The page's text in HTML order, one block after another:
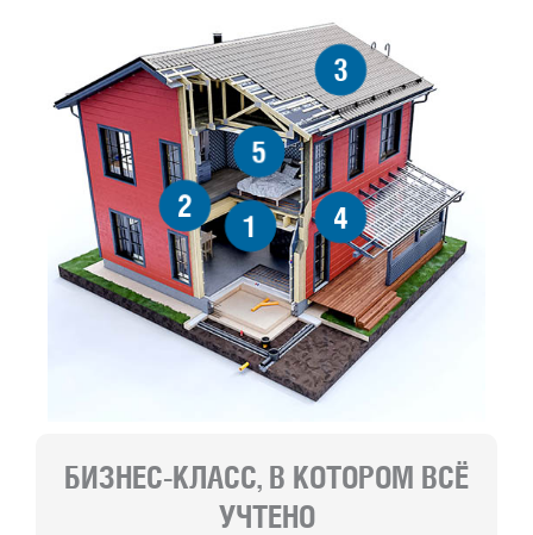
1
2
3
4
5
БИЗНЕС-КЛАСС, В КОТОРОМ ВСЁ
УЧТЕНО